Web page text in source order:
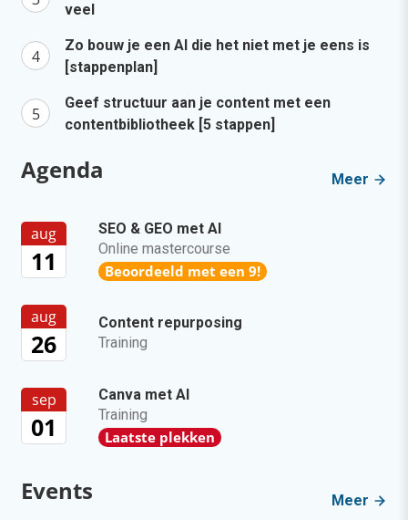
veel
Zo bouw je een AI die het niet met je eens is
[stappenplan]
Geef structuur aan je content met een
contentbibliotheek [5 stappen]
Agenda Meer
aug
11
SEO & GEO met AI
Online mastercourse
Beoordeeld met een 9!
aug
26
Content repurposing
Training
sep
01
Canva met AI
Training
Laatste plekken
Events Meer